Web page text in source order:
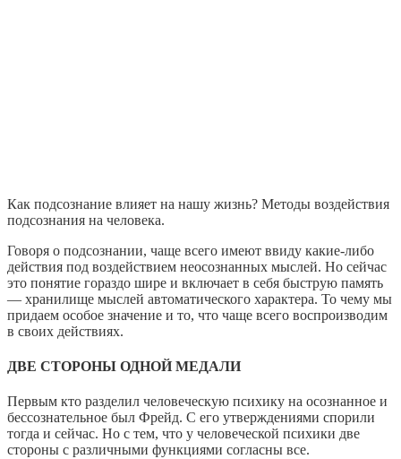
Как подсознание влияет на нашу жизнь? Методы воздействия
подсознания на человека.
Говоря о подсознании, чаще всего имеют ввиду какие-либо
действия под воздействием неосознанных мыслей. Но сейчас
это понятие гораздо шире и включает в себя быструю память
— хранилище мыслей автоматического характера. То чему мы
придаем особое значение и то, что чаще всего воспроизводим
в своих действиях.
ДВЕ СТОРОНЫ ОДНОЙ МЕДАЛИ
Первым кто разделил человеческую психику на осознанное и
бессознательное был Фрейд. С его утверждениями спорили
тогда и сейчас. Но с тем, что у человеческой психики две
стороны с различными функциями согласны все.